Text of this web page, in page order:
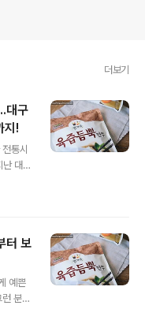
더보기
대구
지!
통시
대선
릿속
기만
으
시
로. 문
요,
만
터 보
예쁜
분들
이